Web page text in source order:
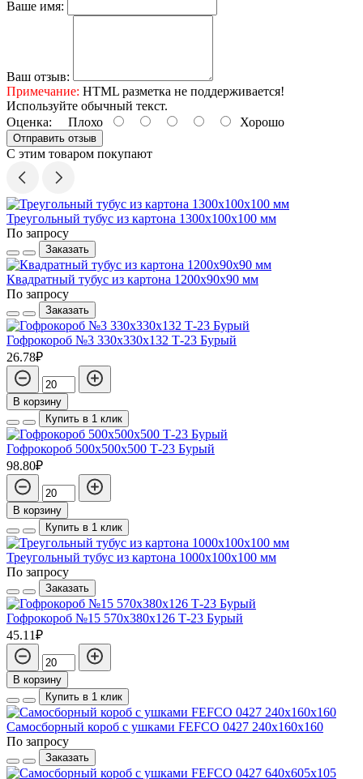
Ваше имя:
Ваш отзыв:
Примечание: HTML разметка не поддерживается!
Используйте обычный текст.
Оценка: Плохо Хорошо
Отправить отзыв
С этим товаром покупают
Треугольный тубус из картона 1300x100x100 мм
По запросу
Заказать
Квадратный тубус из картона 1200x90x90 мм
По запросу
Заказать
Гофрокороб №3 330х330х132 Т-23 Бурый
26.78₽
В корзину
Купить в 1 клик
Гофрокороб 500х500х500 Т-23 Бурый
98.80₽
В корзину
Купить в 1 клик
Треугольный тубус из картона 1000x100x100 мм
По запросу
Заказать
Гофрокороб №15 570х380х126 Т-23 Бурый
45.11₽
В корзину
Купить в 1 клик
Самосборный короб с ушками FEFCO 0427 240х160х160
По запросу
Заказать